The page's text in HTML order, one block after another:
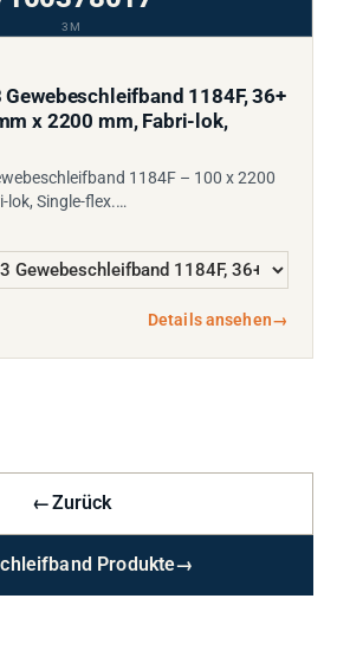
3M
1184F, 36+
x 2200 mm, Fabri-lok,
1184F – 100 x 2200
lok, Single-flex.…
Details ansehen→
←Zurück
Produkte→